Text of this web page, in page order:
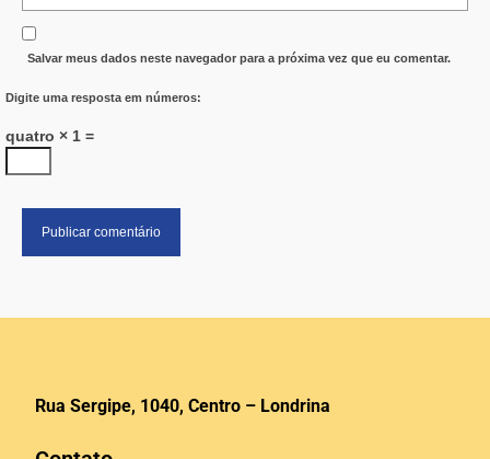
Salvar meus dados neste navegador para a próxima vez que eu comentar.
Digite uma resposta em números:
quatro × 1 =
Rua Sergipe, 1040, Centro – Londrina